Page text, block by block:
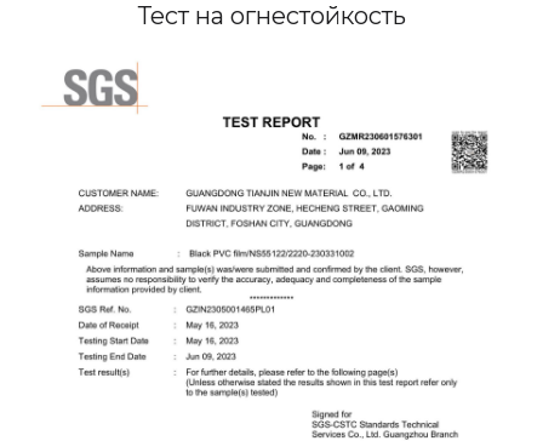
Тест на огнестойкость